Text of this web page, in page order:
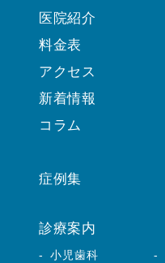
医院紹介
料金表
アクセス
新着情報
コラム
症例集
診療案内
小児歯科